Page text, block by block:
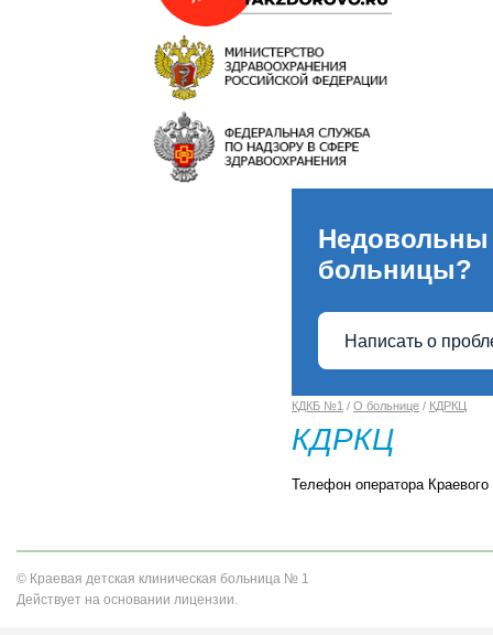
Недовольны
больницы?
Написать о
КДКБ №1 / О больнице / КДРКЦ
КДРКЦ
Телефон оператора Краевого
© Краевая детская клиническая больница № 1
Действует на основании лицензии.